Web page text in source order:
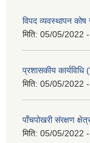
विपद व्यवस्थापन कोष
मिति: 05/05/2022
प्रशासकीय कार्यविधि
मिति: 05/05/2022
पाँचपोखरी संरक्षण
मिति: 05/05/2022